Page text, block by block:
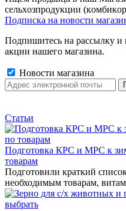
сельxoзпрoдукции
Подписка на новости
Подпишитесь на рассылку и
акции нашего магазина.
Новости магазина
Статьи
Подготовка КРС и МРС к
товарам
Подготовили краткий
необходимым товарам,